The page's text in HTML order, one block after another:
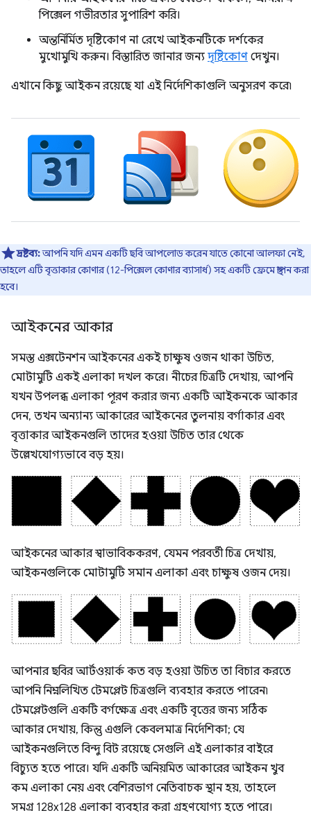
পিক্সেল গভীরতার সুপারিশ করি।
অন্তর্নির্মিত দৃষ্টিকোণ না রেখে আইকনটিকে দর্শকের
মুখোমুখি করুন। বিস্তারিত জানার জন্য দৃষ্টিকোণ দেখুন।
এখানে কিছু আইকন রয়েছে যা এই নির্দেশিকাগুলি অনুসরণ করে৷
দ্রষ্টব্য:আপনি যদি এমন একটি ছবি আপলোড করেন যাতে কোনো আলফা নেই,
তাহলে এটি বৃত্তাকার কোণার (12-পিক্সেল কোণার ব্যাসার্ধ) সহ একটি ফ্রেমে স্থাপন করা
হবে।
আইকনের আকার
সমস্ত এক্সটেনশন আইকনের একই চাক্ষুষ ওজন থাকা উচিত,
মোটামুটি একই এলাকা দখল করে। নীচের চিত্রটি দেখায়, আপনি
যখন উপলব্ধ এলাকা পূরণ করার জন্য একটি আইকনকে আকার
দেন, তখন অন্যান্য আকারের আইকনের তুলনায় বর্গাকার এবং
বৃত্তাকার আইকনগুলি তাদের হওয়া উচিত তার থেকে
উল্লেখযোগ্যভাবে বড় হয়।
আইকনের আকার স্বাভাবিককরণ, যেমন পরবর্তী চিত্র দেখায়,
আইকনগুলিকে মোটামুটি সমান এলাকা এবং চাক্ষুষ ওজন দেয়।
আপনার ছবির আর্টওয়ার্ক কত বড় হওয়া উচিত তা বিচার করতে
আপনি নিম্নলিখিত টেমপ্লেট চিত্রগুলি ব্যবহার করতে পারেন৷
টেমপ্লেটগুলি একটি বর্গক্ষেত্র এবং একটি বৃত্তের জন্য সঠিক
আকার দেখায়, কিন্তু এগুলি কেবলমাত্র নির্দেশিকা; যে
আইকনগুলিতে বিন্দু বিট রয়েছে সেগুলি এই এলাকার বাইরে
বিচ্যুত হতে পারে। যদি একটি অনিয়মিত আকারের আইকন খুব
কম এলাকা নেয় এবং বেশিরভাগ নেতিবাচক স্থান হয়, তাহলে
সমগ্র 128x128 এলাকা ব্যবহার করা গ্রহণযোগ্য হতে পারে।